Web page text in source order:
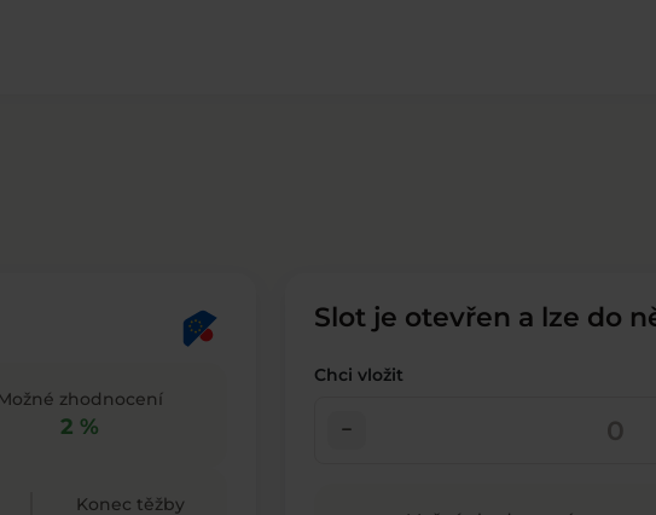
zhodnocení
2 %
Konec těžby
Slot je otevřen a lze do
Chci vložit
check_indeterminate_small